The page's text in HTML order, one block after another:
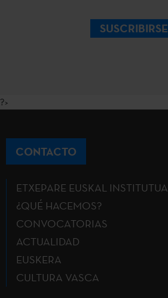
SUSCRIBIRSE
?>
CONTACTO
ETXEPARE EUSKAL INSTITUTUA
¿QUÉ HACEMOS?
CONVOCATORIAS
ACTUALIDAD
EUSKERA
CULTURA VASCA